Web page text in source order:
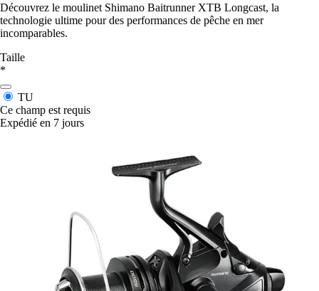
Découvrez le moulinet Shimano Baitrunner XTB Longcast, la
technologie ultime pour des performances de pêche en mer
incomparables.
Taille
*
TU
Ce champ est requis
Expédié en 7 jours